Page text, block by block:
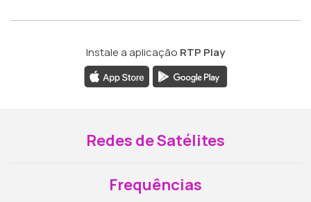
Instale a aplicação RTP Play
Redes de Satélites
Frequências